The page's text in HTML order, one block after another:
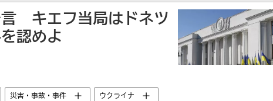
キエフ当局はドネツ
認めよ
災害・事故・事件 ウクライナ